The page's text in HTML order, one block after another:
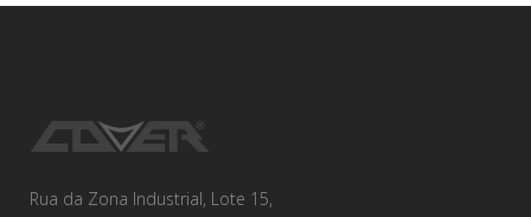
Rua da Zona Industrial, Lote 15,